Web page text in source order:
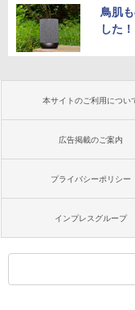
鳥肌
した！
本サイトのご利用につい
広告掲載のご案内
プライバシーポリシー
インプレスグループ